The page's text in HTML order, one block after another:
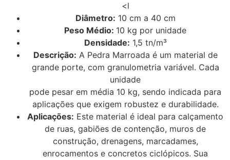
<l
Diâmetro: 10 cm a 40 cm
Peso Médio: 10 kg por unidade
Densidade: 1,5 tn/m³
Descrição: A Pedra Marroada é um material de
grande porte, com granulometria variável. Cada
unidade
pode pesar em média 10 kg, sendo indicada para
aplicações que exigem robustez e durabilidade.
Aplicações: Este material é ideal para calçamento
de ruas, gabiões de contenção, muros de
construção, drenagens, marcadames,
enrocamentos e concretos ciclópicos. Sua